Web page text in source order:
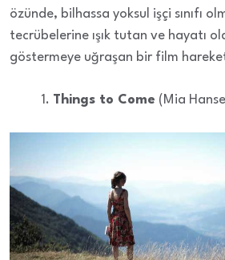
özünde, bilhassa yoksul işçi sınıfı
tecrübelerine ışık tutan ve hayatı
göstermeye uğraşan bir film
Things to Come (Mia